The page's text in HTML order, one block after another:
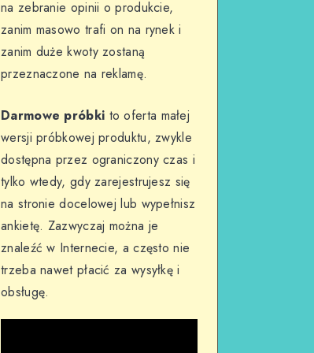
na zebranie opinii o produkcie,
zanim masowo trafi on na rynek i
zanim duże kwoty zostaną
przeznaczone na reklamę.
Darmowe próbki to oferta małej
wersji próbkowej produktu, zwykle
dostępna przez ograniczony czas i
tylko wtedy, gdy zarejestrujesz się
na stronie docelowej lub wypełnisz
ankietę. Zazwyczaj można je
znaleźć w Internecie, a często nie
trzeba nawet płacić za wysyłkę i
obsługę.